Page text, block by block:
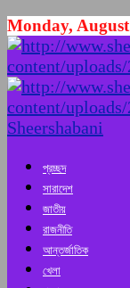
Monday,
Sheershabani
প্রচ্ছদ
সারাদেশ
জাতীয়
রাজনীতি
আন্তর্জাতিক
খেলা